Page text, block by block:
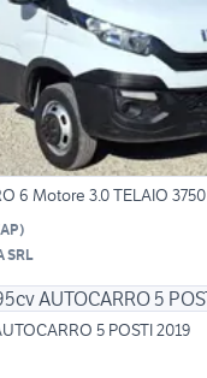
6 Motore 3.0 TELAIO 3750
AP)
SRL
5 POSTI 2019